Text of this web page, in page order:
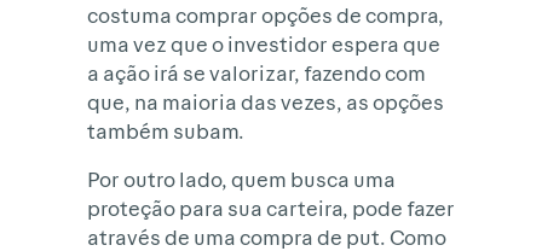
costuma comprar opções de compra,
uma vez que o investidor espera que
a ação irá se valorizar, fazendo com
que, na maioria das vezes, as opções
também subam.
Por outro lado, quem busca uma
proteção para sua carteira, pode fazer
através de uma compra de put. Como